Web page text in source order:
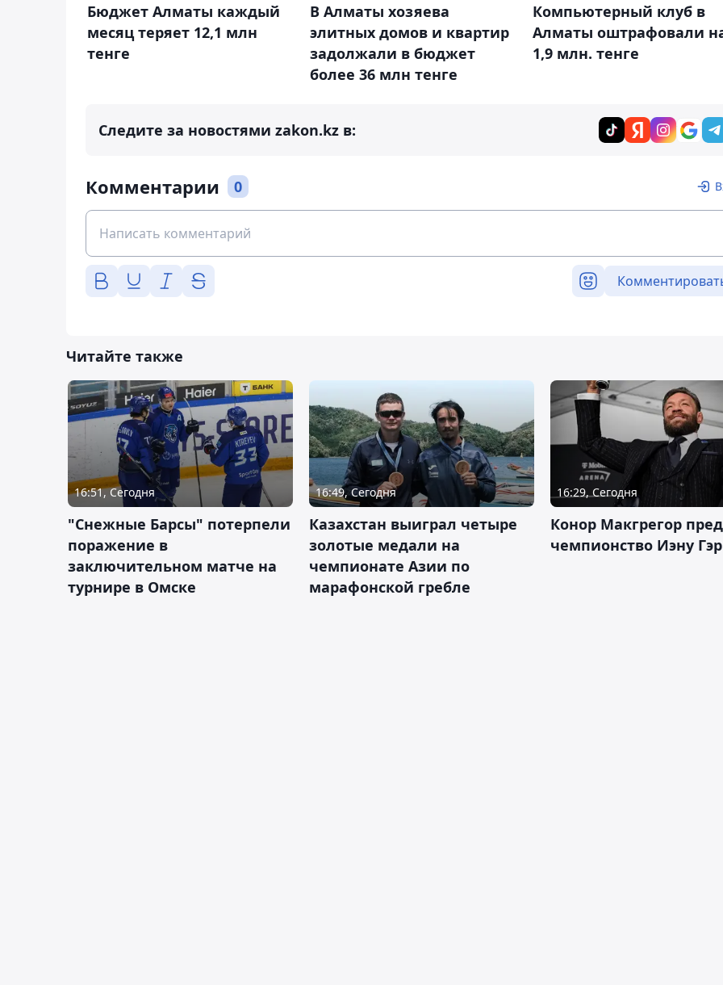
Бюджет Алматы каждый
месяц теряет 12,1 млн
тенге
В Алматы хозяева
элитных домов и квартир
задолжали в бюджет
более 36 млн тенге
Компьютерный клуб в
Алматы оштрафовали
1,9 млн. тенге
Следите за новостями zakon.kz в:
Комментарии 0
Читайте также
16:51, Сегодня
"Снежные Барсы" потерпели
поражение в
заключительном матче на
турнире в Омске
16:49, Сегодня
Казахстан выиграл четыре
золотые медали на
чемпионате Азии по
марафонской гребле
16:29, Сегодня
Конор Макгрегор
чемпионство Иэну